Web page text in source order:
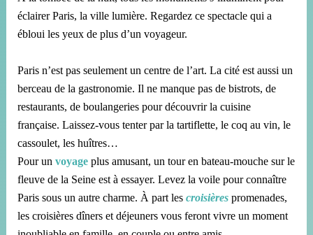
éclairer Paris, la ville lumière. Regardez ce spectacle qui a
ébloui les yeux de plus d’un voyageur.
Paris n’est pas seulement un centre de l’art. La cité est aussi un
berceau de la gastronomie. Il ne manque pas de bistrots, de
restaurants, de boulangeries pour découvrir la cuisine
française. Laissez-vous tenter par la tartiflette, le coq au vin, le
cassoulet, les huîtres…
Pour un voyageplus amusant, un tour en bateau-mouche sur le
fleuve de la Seine est à essayer. Levez la voile pour connaître
Paris sous un autre charme. À part les croisièrespromenades,
les croisières dîners et déjeuners vous feront vivre un moment